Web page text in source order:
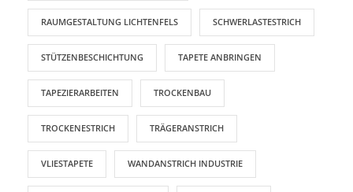
RAUMGESTALTUNG LICHTENFELS SCHWERLASTESTRICH
STÜTZENBESCHICHTUNG TAPETE ANBRINGEN
TAPEZIERARBEITEN TROCKENBAU
TROCKENESTRICH TRÄGERANSTRICH
VLIESTAPETE WANDANSTRICH INDUSTRIE